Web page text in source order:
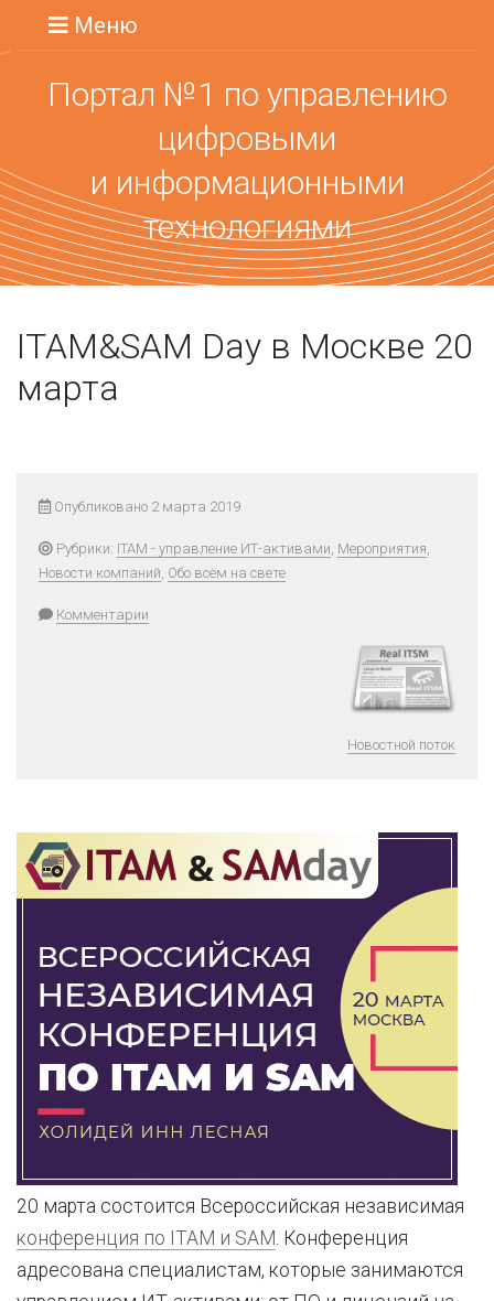
Меню
Портал №1 по управлению
цифровыми
и информационными
технологиями
ITAM&SAM Day в Москве 20
марта
Опубликовано 2 марта 2019
Рубрики: ITAM - управление ИТ-активами, Мероприятия,
Новости компаний, Обо всём на свете
Комментарии
Новостной поток
20 марта состоится Всероссийская независимая
конференция по ITAM и SAM. Конференция
адресована специалистам, которые занимаются